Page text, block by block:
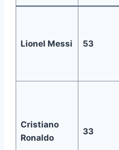
Lionel Messi 53
Cristiano
Ronaldo
33